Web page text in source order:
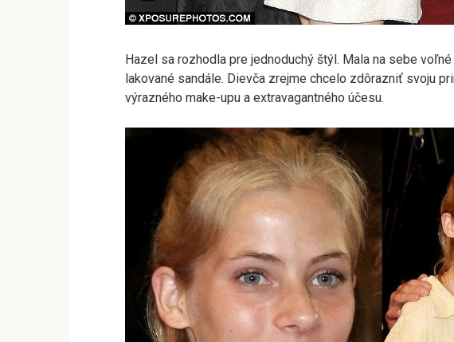
Hazel sa rozhodla pre jednoduchý štýl. Mala na sebe
lakované sandále. Dievča zrejme chcelo zdôrazniť svoju
výrazného make-upu a extravagantného účesu.